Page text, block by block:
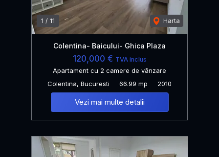
1 / 11 Harta
Colentina- Baicului- Ghica Plaza
120,000 € TVA inclus
Apartament cu 2 camere de vânzare
Colentina, Bucuresti
66.99 mp 2010
Vezi mai multe detalii